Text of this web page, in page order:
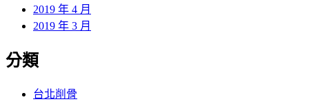
2019 年 4 月
2019 年 3 月
分類
台北削骨